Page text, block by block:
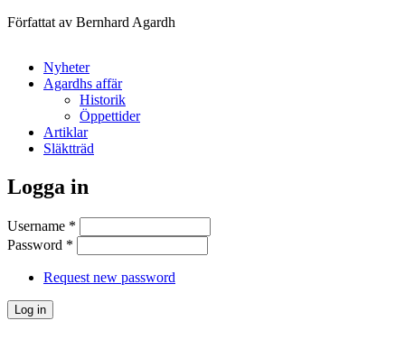
Författat av Bernhard Agardh
Nyheter
Agardhs affär
Historik
Öppettider
Artiklar
Släktträd
Logga in
Username *
Password *
Request new password